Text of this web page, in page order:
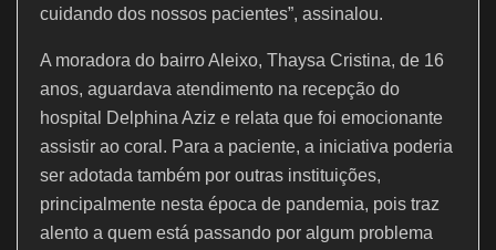
cuidando dos nossos pacientes”, assinalou.
A moradora do bairro Aleixo, Thaysa Cristina, de 16
anos, aguardava atendimento na recepção do
hospital Delphina Aziz e relata que foi emocionante
assistir ao coral. Para a paciente, a iniciativa poderia
ser adotada também por outras instituições,
principalmente nesta época de pandemia, pois traz
alento a quem está passando por algum problema